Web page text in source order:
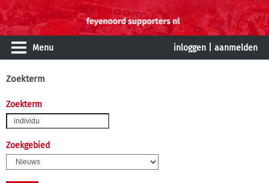
Menu inloggen aanmelden
Zoekterm
Zoekterm
Zoekgebied